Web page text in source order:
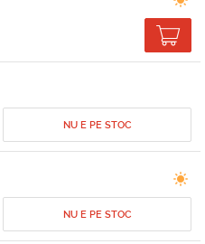
NU E PE STOC
NU E PE STOC